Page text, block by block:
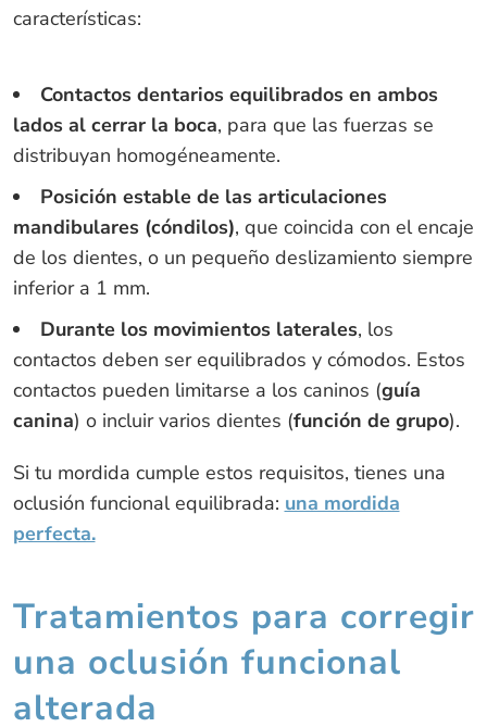
características:
Contactos dentarios equilibrados en ambos
lados al cerrar la boca, para que las fuerzas se
distribuyan homogéneamente.
Posición estable de las articulaciones
mandibulares (cóndilos), que coincida con el encaje
de los dientes, o un pequeño deslizamiento siempre
inferior a 1 mm.
Durante los movimientos laterales, los
contactos deben ser equilibrados y cómodos. Estos
contactos pueden limitarse a los caninos (guía
canina) o incluir varios dientes (función de grupo).
Si tu mordida cumple estos requisitos, tienes una
oclusión funcional equilibrada: una mordida
perfecta.
Tratamientos para corregir
una oclusión funcional
alterada